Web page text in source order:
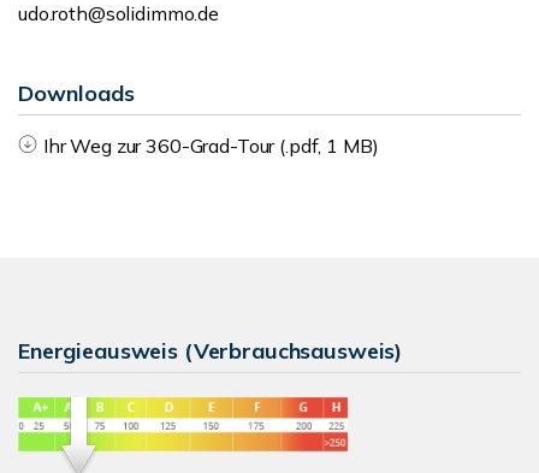
udo.roth@solidimmo.de
Downloads
Ihr Weg zur 360-Grad-Tour (.pdf, 1 MB)
Energieausweis (Verbrauchsausweis)